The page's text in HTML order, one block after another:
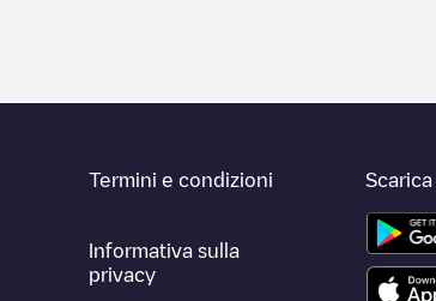
Termini e condizioni
Informativa sulla
privacy
Scarica